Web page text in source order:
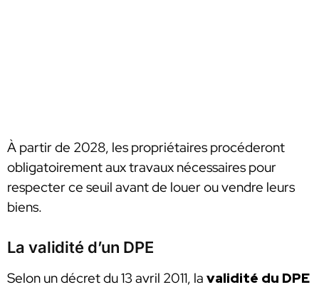
À partir de 2028, les propriétaires procéderont
obligatoirement aux travaux nécessaires pour
respecter ce seuil avant de louer ou vendre leurs
biens.
La validité d’un DPE
Selon un décret du 13 avril 2011, la validité du DPE